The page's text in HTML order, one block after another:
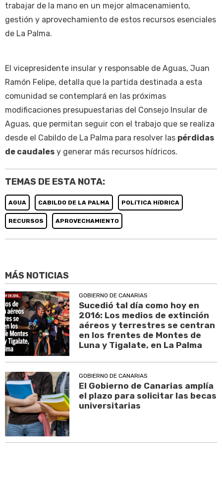
trabajar de la mano en un mejor almacenamiento,
gestión y aprovechamiento de estos recursos esenciales
de La Palma.
El vicepresidente insular y responsable de Aguas, Juan
Ramón Felipe, detalla que la partida destinada a esta
comunidad se contemplará en las próximas
modificaciones presupuestarias del Consejo Insular de
Aguas, que permitan seguir con el trabajo que se realiza
desde el Cabildo de La Palma para resolver las pérdidas
de caudales y generar más recursos hídricos.
TEMAS DE ESTA NOTA:
AGUA CABILDO DE LA PALMA POLíTICA HíDRICA
RECURSOS APROVECHAMIENTO
MÁS NOTICIAS
GOBIERNO DE CANARIAS
Sucedió tal día como hoy en
2016: Los medios de extinción
aéreos y terrestres se centran
en los frentes de Montes de
Luna y Tigalate, en La Palma
GOBIERNO DE CANARIAS
El Gobierno de Canarias amplía
el plazo para solicitar las becas
universitarias